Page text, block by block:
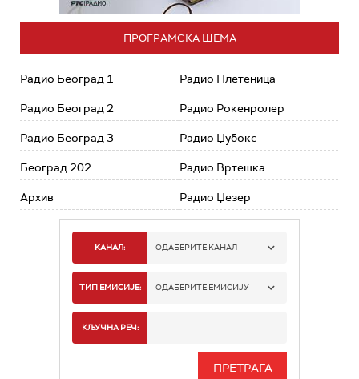
ПРОГРАМСКА ШЕМА
Радио Београд 1
Радио Београд 2
Радио Београд 3
Београд 202
Архив
Радио Плетеница
Радио Рокенролер
Радио Џубокс
Радио Вртешка
Радио Џезер
КАНАЛ: ОДАБЕРИТЕ КАНАЛ
РАДИО БЕОГРАД 1
РАДИО БЕОГРАД 3
ТИП ЕМИСИЈЕ: ОДАБЕРИТЕ ЕМИСИЈУ
КЉУЧНА РЕЧ: